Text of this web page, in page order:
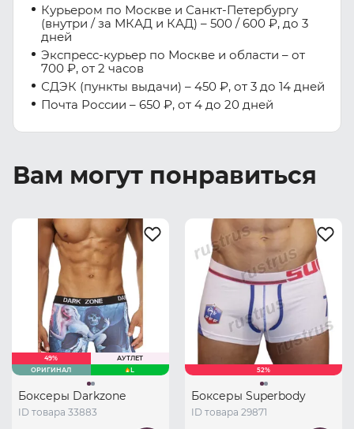
Курьером по Москве и Санкт-Петербургу
(внутри / за МКАД и КАД) – 500 / 600 ₽, до 3
дней
Экспресс-курьер по Москве и области – от
700 ₽, от 2 часов
СДЭК (пункты выдачи) – 450 ₽, от 3 до 14 дней
Почта России – 650 ₽, от 4 до 20 дней
Вам могут понравиться
49%
АУТЛЕТ
ОРИГИНАЛ
L
Боксеры Darkzone
ID товара 33883
52%
Боксеры Superbody
ID товара 29871